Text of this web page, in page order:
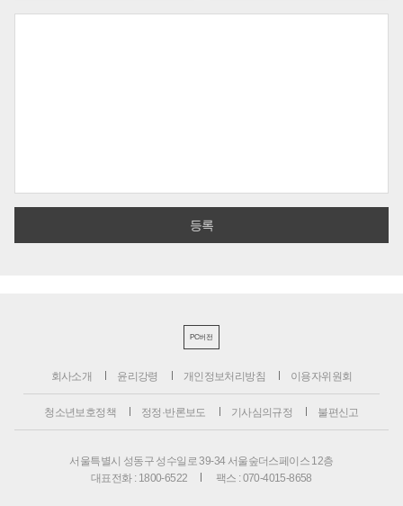
PC버전
회사소개 윤리강령 개인정보처리방침 이용자위원회
청소년보호정책 정정·반론보도 기사심의규정 불편신고
서울특별시 성동구 성수일로 39-34 서울숲더스페이스 12층
대표전화 : 1800-6522
팩스 : 070-4015-8658